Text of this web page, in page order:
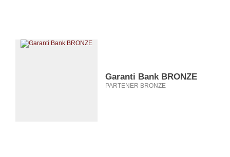
Garanti Bank BRONZE
PARTENER BRONZE